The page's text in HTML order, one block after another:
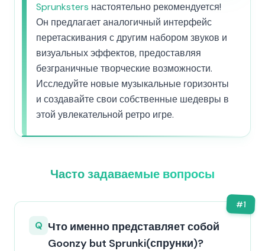
Sprunksters настоятельно рекомендуется!
Он предлагает аналогичный интерфейс
перетаскивания с другим набором звуков и
визуальных эффектов, предоставляя
безграничные творческие возможности.
Исследуйте новые музыкальные горизонты
и создавайте свои собственные шедевры в
этой увлекательной ретро игре.
Часто задаваемые вопросы
#1
Q Что именно представляет собой
Goonzy but Sprunki(спрунки)?